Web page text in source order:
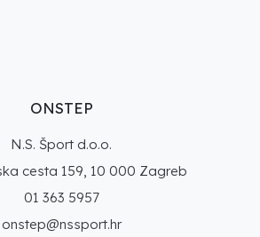
ONSTEP
N.S. Šport d.o.o.
cesta 159, 10 000 Zagreb
01 363 5957
onstep@nssport.hr